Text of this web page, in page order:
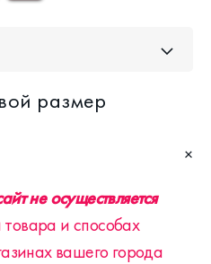
размер
не осуществляется
и способах
вашего города